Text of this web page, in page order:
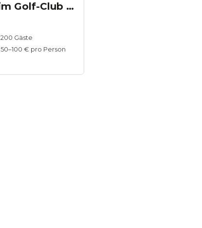
Steffen's Restaurant im Golf-Club Sylt
200 Gäste
50–100 € pro Person